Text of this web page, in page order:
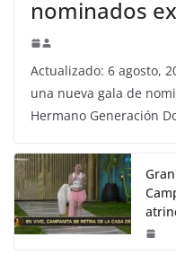
nominados
Actualizado: 6 agosto,
una nueva gala de
Hermano Generación